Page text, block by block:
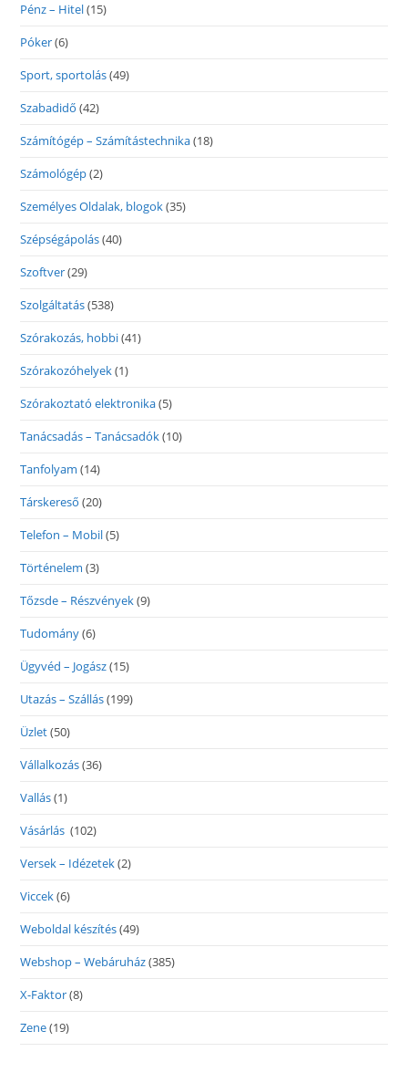
Pénz – Hitel(15)
Póker(6)
Sport, sportolás(49)
Szabadidő (42)
Számítógép – Számítástechnika(18)
Számológép(2)
Személyes Oldalak, blogok(35)
Szépségápolás(40)
Szoftver(29)
Szolgáltatás(538)
Szórakozás, hobbi(41)
Szórakozóhelyek(1)
Szórakoztató elektronika(5)
Tanácsadás – Tanácsadók(10)
Tanfolyam (14)
Társkereső (20)
Telefon – Mobil(5)
Történelem (3)
Tőzsde – Részvények(9)
Tudomány(6)
Ügyvéd – Jogász(15)
Utazás – Szállás(199)
Üzlet(50)
Vállalkozás(36)
Vallás(1)
Vásárlás (102)
Versek – Idézetek(2)
Viccek(6)
Weboldal készítés(49)
Webshop – Webáruház(385)
X-Faktor(8)
Zene(19)